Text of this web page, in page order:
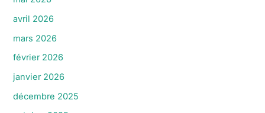
avril 2026
mars 2026
février 2026
janvier 2026
décembre 2025